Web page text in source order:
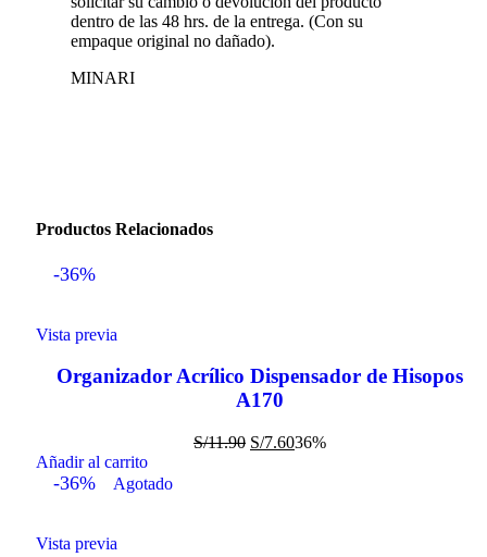
dentro de las 48 hrs. de la entrega. (Con su
empaque original no dañado).
MINARI
Productos Relacionados
-36%
Vista previa
Organizador Acrílico Dispensador de Hisopos
A170
S/11.90 S/7.6036%
Añadir al carrito
-36% Agotado
Vista previa